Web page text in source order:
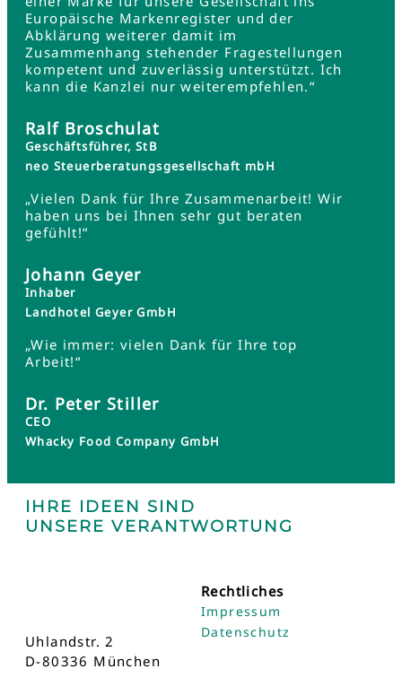
Europäische Markenregister und der
Abklärung weiterer damit im
Zusammenhang stehender Fragestellungen
kompetent und zuverlässig unterstützt. Ich
kann die Kanzlei nur weiterempfehlen.“
Ralf Broschulat
Geschäftsführer, StB
neo Steuerberatungsgesellschaft mbH
„Vielen Dank für Ihre Zusammenarbeit! Wir
haben uns bei Ihnen sehr gut beraten
gefühlt!“
Johann Geyer
Inhaber
Landhotel Geyer GmbH
„Wie immer: vielen Dank für Ihre top
Arbeit!“
Dr. Peter Stiller
CEO
Whacky Food Company GmbH
IHRE IDEEN SIND
UNSERE VERANTWORTUNG
Uhlandstr. 2
D-80336 München
Rechtliches
Impressum
Datenschutz